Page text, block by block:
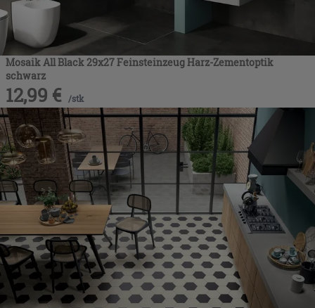
Mosaik All Black 29x27 Feinsteinzeug Harz-Zementoptik
schwarz
12,99 € /stk